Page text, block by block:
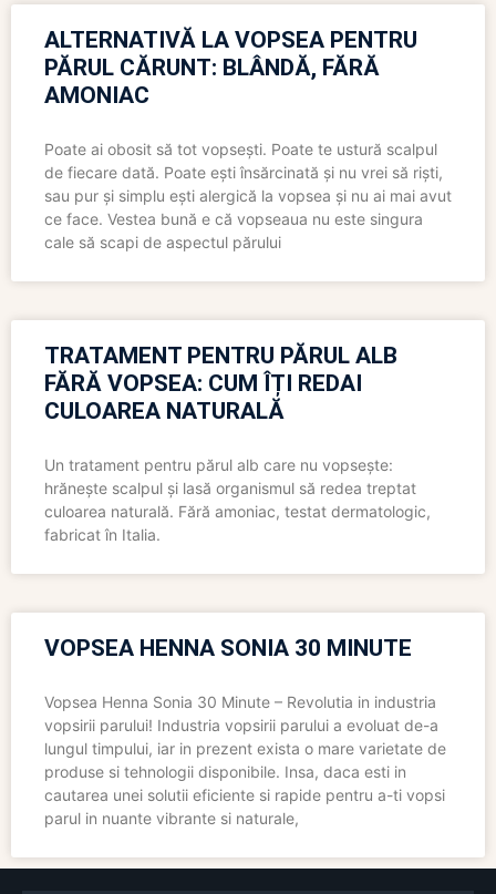
ALTERNATIVĂ LA VOPSEA PENTRU
PĂRUL CĂRUNT: BLÂNDĂ, FĂRĂ
AMONIAC
Poate ai obosit să tot vopsești. Poate te ustură scalpul
de fiecare dată. Poate ești însărcinată și nu vrei să riști,
sau pur și simplu ești alergică la vopsea și nu ai mai avut
ce face. Vestea bună e că vopseaua nu este singura
cale să scapi de aspectul părului
TRATAMENT PENTRU PĂRUL ALB
FĂRĂ VOPSEA: CUM ÎȚI REDAI
CULOAREA NATURALĂ
Un tratament pentru părul alb care nu vopsește:
hrănește scalpul și lasă organismul să redea treptat
culoarea naturală. Fără amoniac, testat dermatologic,
fabricat în Italia.
VOPSEA HENNA SONIA 30 MINUTE
Vopsea Henna Sonia 30 Minute – Revolutia in industria
vopsirii parului! Industria vopsirii parului a evoluat de-a
lungul timpului, iar in prezent exista o mare varietate de
produse si tehnologii disponibile. Insa, daca esti in
cautarea unei solutii eficiente si rapide pentru a-ti vopsi
parul in nuante vibrante si naturale,